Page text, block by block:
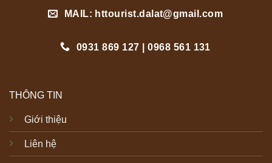
MAIL: httourist.dalat@gmail.com
0931 869 127 | 0968 561 131
THÔNG TIN
Giới thiệu
Liên hệ